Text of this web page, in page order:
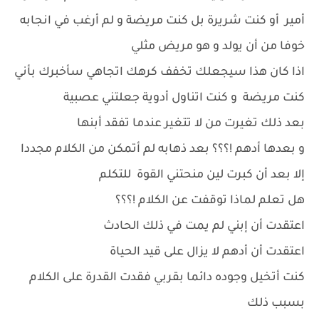
أمير أو كنت شريرة بل كنت مريضة و لم أرغب في انجابه
خوفا من أن يولد و هو مريض مثلي
اذا كان هذا سيجعلك تخفف كرهك اتجاهي سأخبرك بأني
كنت مريضة و كنت اتناول أدوية جعلتني عصبية
بعد ذلك تغيرت من لا تتغير عندما تفقد أبنها
و بعدها أدهم !؟؟؟ بعد ذهابه لم أتمكن من الكلام مجددا
إلا بعد أن كبرت لين منحتني القوة للتكلم
هل تعلم لماذا توقفت عن الكلام !؟؟؟
اعتقدت أن إبني لم يمت في ذلك الحادث
اعتقدت أن أدهم لا يزال على قيد الحياة
كنت أتخيل وجوده دائما بقربي فقدت القدرة على الكلام
بسبب ذلك